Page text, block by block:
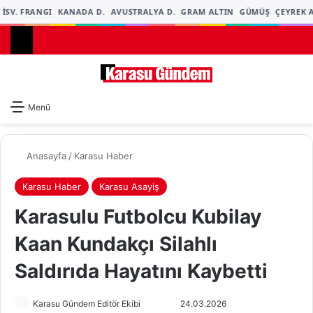
FRANGI KANADA D. AVUSTRALYA D. GRAM ALTIN GÜMÜŞ ÇEYREK
Menü
Anasayfa / Karasu Haber
Karasu Haber Karasu Asayiş
Karasulu Futbolcu Kubilay
Kaan Kundakçı Silahlı
Saldırıda Hayatını Kaybetti
Karasu Gündem Editör Ekibi 24.03.2026